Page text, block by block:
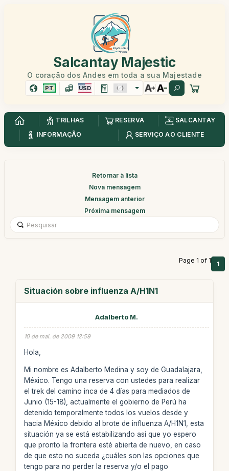
Salcantay Majestic
O coração dos Andes em toda a sua Majestade
PT USD
TRILHAS RESERVA
SALCANTAY
INFORMAÇÃO
SERVIÇO AO CLIENTE
Retornar à lista
Nova mensagem
Mensagem anterior
Próxima mensagem
Page 1 of 1 1
Situación sobre influenza A/H1N1
Adalberto M.
10 de mai. de 2009 12:59
Hola,
Mi nombre es Adalberto Medina y soy de Guadalajara,
México. Tengo una reserva con ustedes para realizar
el trek del camino inca de 4 días para mediados de
Junio (15-18), actualmente el gobierno de Perú ha
detenido temporalmente todos los vuelos desde y
hacia México debido al brote de influenza A/H1N1, esta
situación ya se está estabilizando así que yo espero
que pronto la frontera esté abierta de nuevo, en caso
de que esto no suceda ¿cuáles son las opciones que
tengo para no perder la reserva y/o el pago